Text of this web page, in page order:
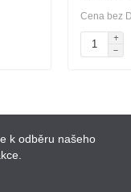
Cena bez
k odběru našeho